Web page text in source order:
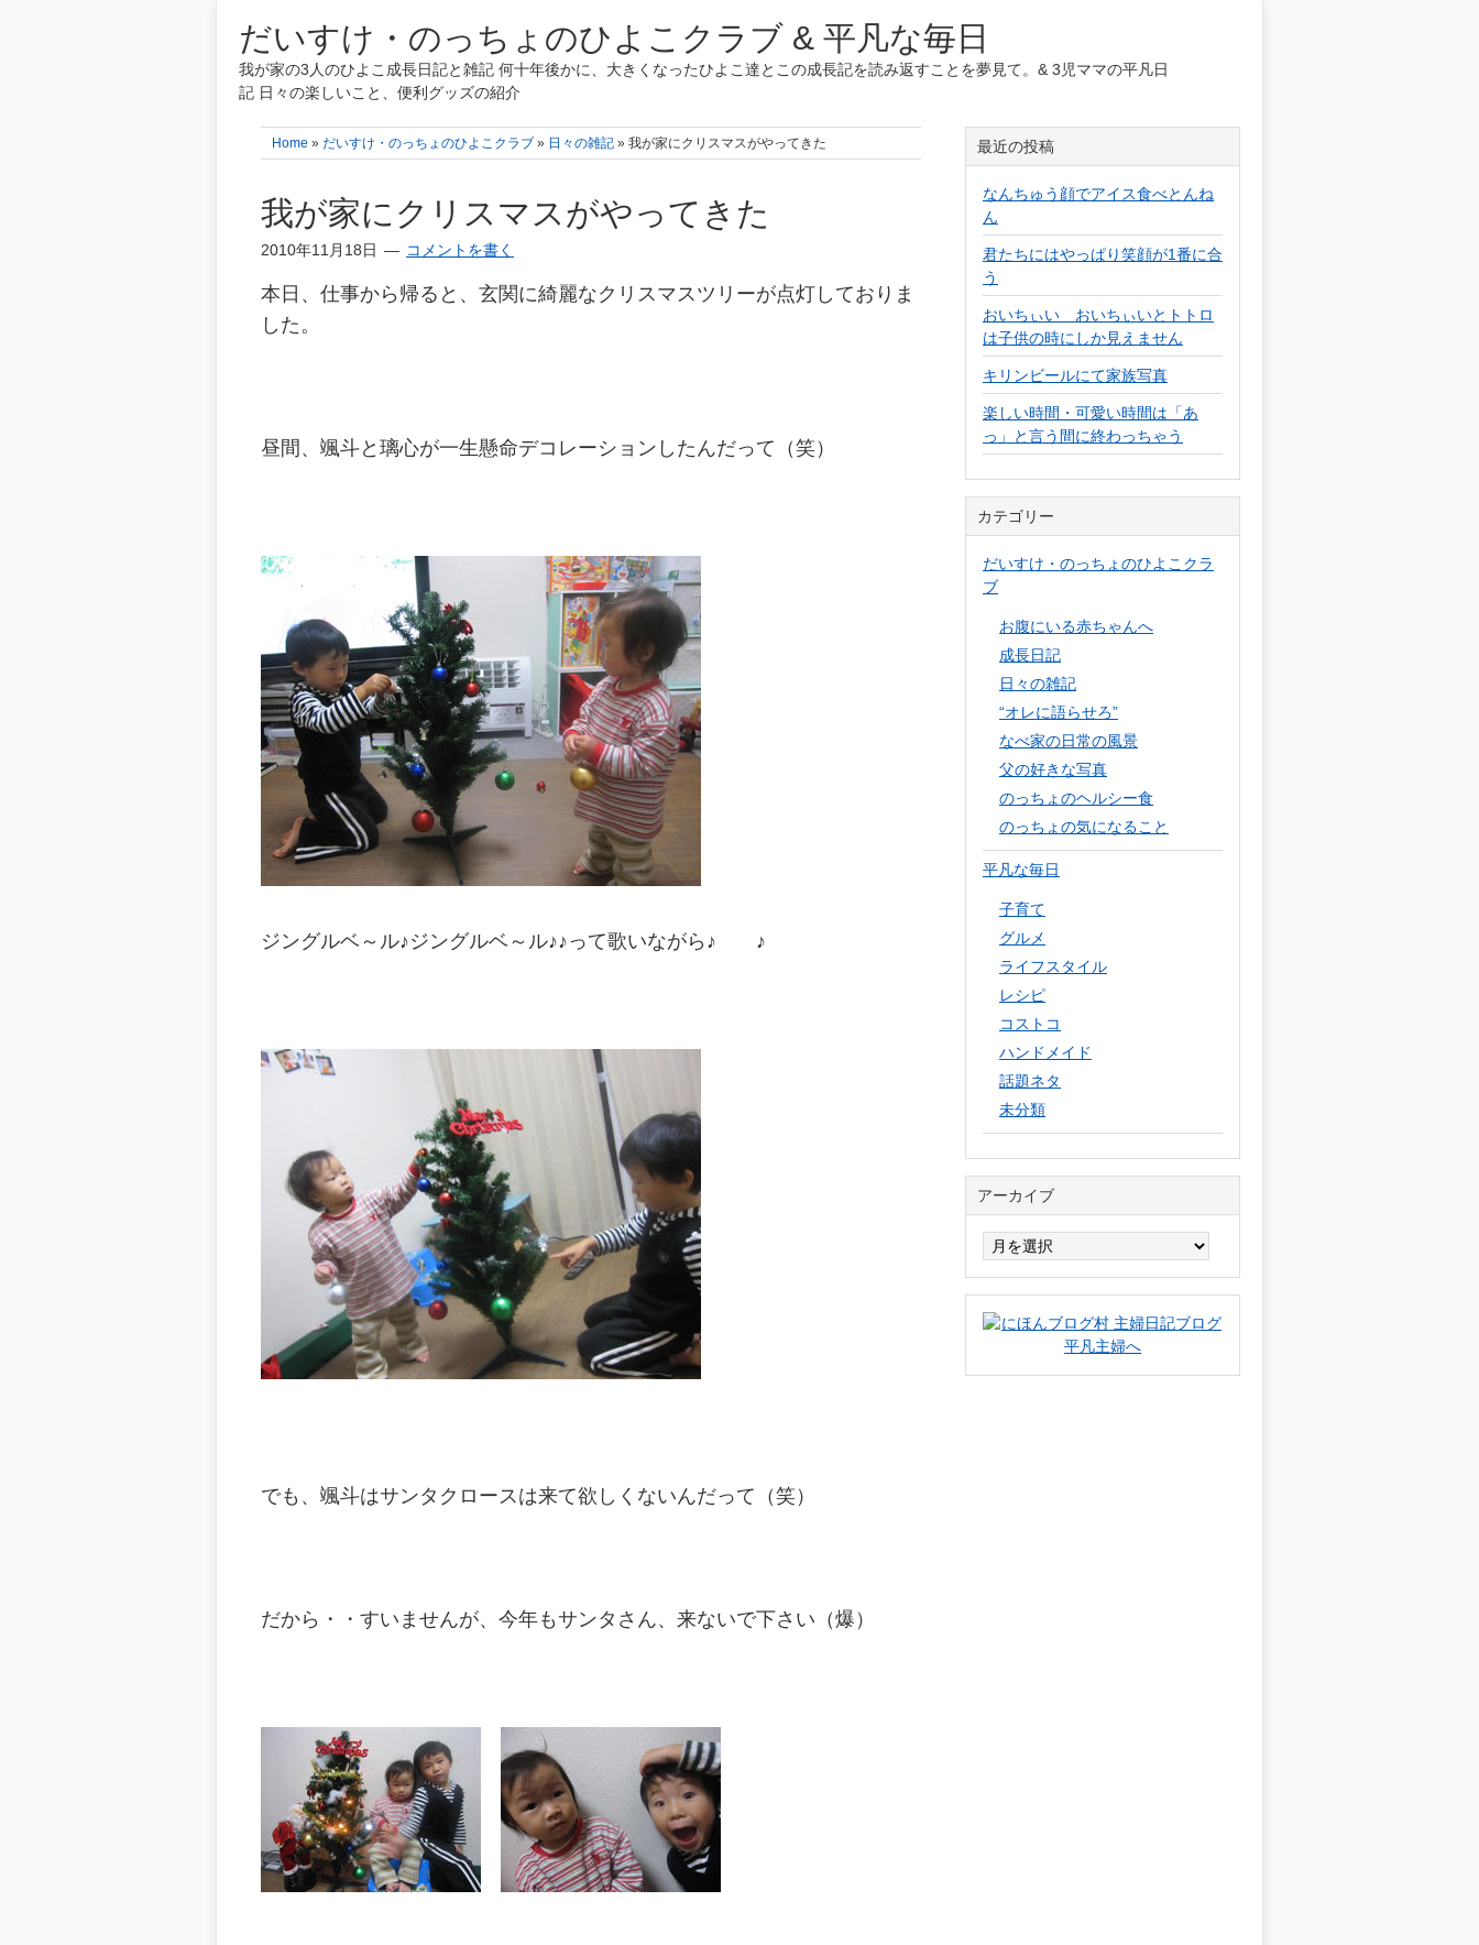
だいすけ・のっちょのひよこクラブ & 平凡な毎日
我が家の3人のひよこ成長日記と雑記 何十年後かに、大きくなったひよこ達とこの成長記を読み返すことを夢見て。& 3児ママの平凡日
記 日々の楽しいこと、便利グッズの紹介
Home » だいすけ・のっちょのひよこクラブ » 日々の雑記 » 我が家にクリスマスがやってきた
我が家にクリスマスがやってきた
2010年11月18日 コメントを書く
本日、仕事から帰ると、玄関に綺麗なクリスマスツリーが点灯しておりま
した。
昼間、颯斗と璃心が一生懸命デコレーションしたんだって（笑）
ジングルベ～ル♪ジングルベ～ル♪♪って歌いながら♪ ♪
でも、颯斗はサンタクロースは来て欲しくないんだって（笑）
だから・・すいませんが、今年もサンタさん、来ないで下さい（爆）
最近の投稿
なんちゅう顔でアイス食べとんね
ん
君たちにはやっぱり笑顔が1番に合
う
おいちぃい おいちぃいとトトロ
は子供の時にしか見えません
キリンビールにて家族写真
楽しい時間・可愛い時間は「あ
っ」と言う間に終わっちゃう
カテゴリー
だいすけ・のっちょのひよこクラ
ブ
お腹にいる赤ちゃんへ
成長日記
日々の雑記
“オレに語らせろ”
なべ家の日常の風景
父の好きな写真
のっちょのヘルシー食
のっちょの気になること
平凡な毎日
子育て
グルメ
ライフスタイル
レシピ
コストコ
ハンドメイド
話題ネタ
未分類
アーカイブ
イ